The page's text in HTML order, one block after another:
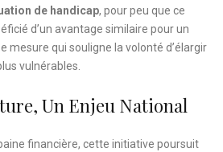
de handicap, pour peu que ce
d’un avantage similaire pour un
mesure qui souligne la volonté d’élargir
vulnérables.
Un Enjeu National
financière, cette initiative poursuit